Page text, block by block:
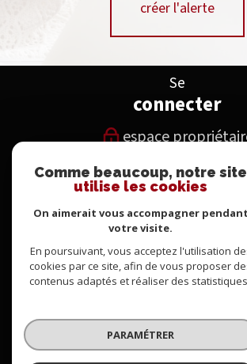
créer l'alerte
Se
connecter
espace
Nous
suivre
Nous
adhérons
© 2026 | Tous droits réservés | Traduction
Comme beaucoup, notre site
utilise les cookies
On aimerait vous accompagner pendant
votre visite.
En poursuivant, vous acceptez l'utilisation
cookies par ce site, afin de vous proposer
contenus adaptés et réaliser des
PARAMÉTRER